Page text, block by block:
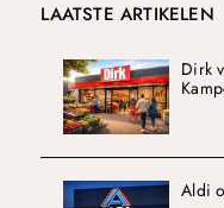
LAATSTE ARTIKELEN
Dirk
Aldi